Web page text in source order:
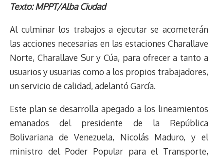
r
a
d
p
L
i
k
i
a
s
A
p
c
b
o
o
o
d
n
s
k
g
r
a
m
l
e
r
s
t
Texto: MPPT/Alba Ciudad
Al culminar los trabajos a ejecutar se acometerán
las acciones necesarias en las estaciones Charallave
Norte, Charallave Sur y Cúa, para ofrecer a tanto a
usuarios y usuarias como a los propios trabajadores,
un servicio de calidad, adelantó García.
Este plan se desarrolla apegado a los lineamientos
emanados del presidente de la República
Bolivariana de Venezuela, Nicolás Maduro, y el
ministro del Poder Popular para el Transporte,